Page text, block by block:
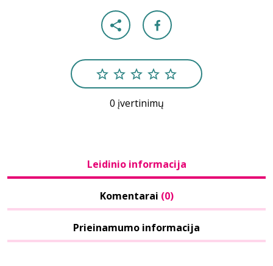
0 įvertinimų
Leidinio informacija
Komentarai (0)
Prieinamumo informacija